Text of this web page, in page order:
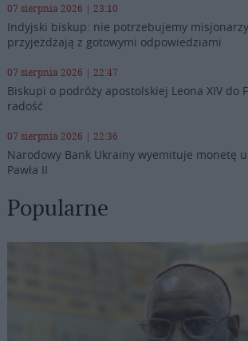
07 sierpnia 2026 | 23:10
Indyjski biskup: nie potrzebujemy
przyjeżdżają z gotowymi odpowiedziami
07 sierpnia 2026 | 22:47
Biskupi o podróży apostolskiej Leona XIV do
radość
07 sierpnia 2026 | 22:36
Narodowy Bank Ukrainy wyemituje monetę
Pawła II
Popularne